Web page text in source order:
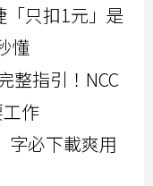
「只扣1元」是
懂
整指引！NCC
作
字必下載爽用